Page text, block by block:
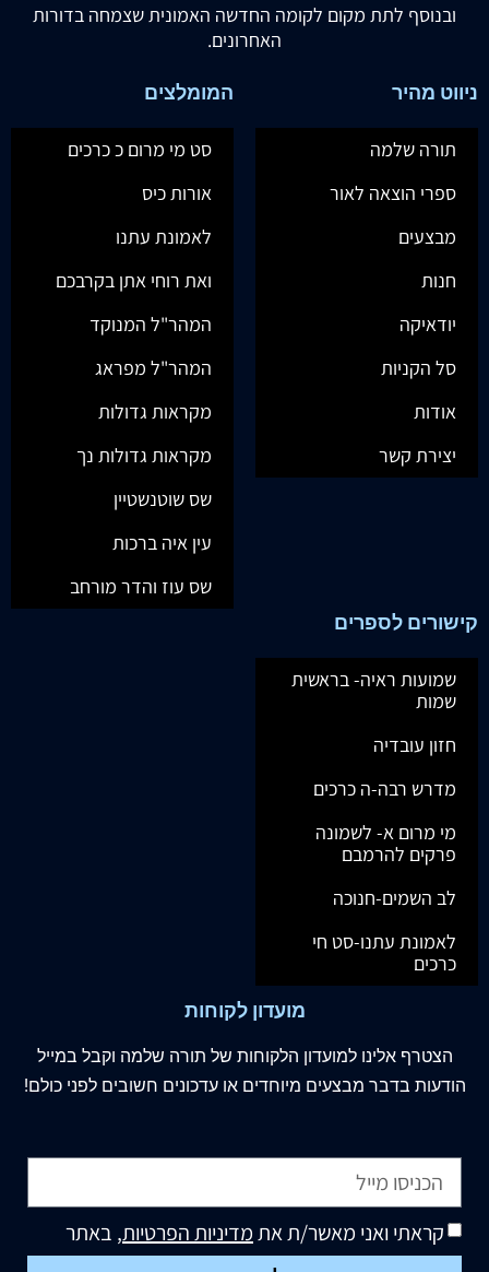
ובנוסף לתת מקום לקומה החדשה האמונית שצמחה בדורות
האחרונים.
ניווט מהיר
תורה שלמה
ספרי הוצאה לאור
מבצעים
חנות
יודאיקה
סל הקניות
אודות
יצירת קשר
המומלצים
סט מי מרום כ כרכים
אורות כיס
לאמונת עתנו
ואת רוחי אתן בקרבכם
המהר"ל המנוקד
המהר"ל מפראג
מקראות גדולות
מקראות גדולות נך
שס שוטנשטיין
עין איה ברכות
שס עוז והדר מורחב
קישורים לספרים
שמועות ראיה- בראשית
שמות
חזון עובדיה
מדרש רבה-ה כרכים
מי מרום א- לשמונה
פרקים להרמבם
לב השמים-חנוכה
לאמונת עתנו-סט חי
כרכים
מועדון לקוחות
הצטרף אלינו למועדון הלקוחות של תורה שלמה וקבל במייל
הודעות בדבר מבצעים מיוחדים או עדכונים חשובים לפני כולם!
קראתי ואני מאשר/ת אתמדיניות הפרטיות, באתר